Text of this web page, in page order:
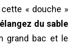
« douche »
du sable
grand bac et le